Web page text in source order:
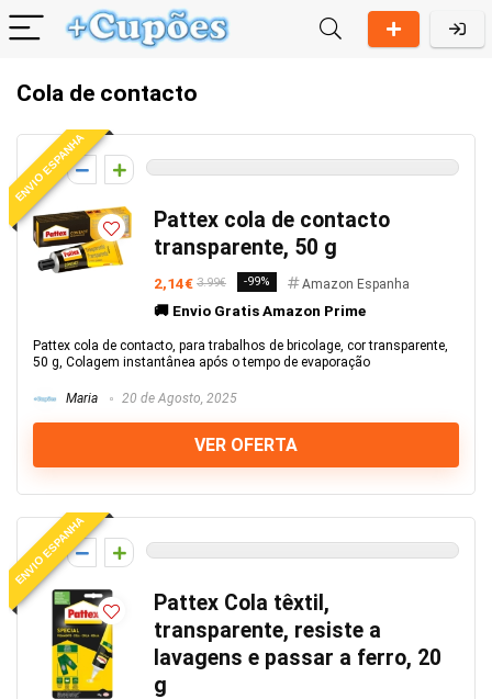
Cola de contacto
ENVIO ESPANHA
0
Pattex cola de contacto
transparente, 50 g
2,14€ 3.99€ -99% Amazon Espanha
🚚 Envio Gratis Amazon Prime
Pattex cola de contacto, para trabalhos de bricolage, cor transparente,
50 g, Colagem instantânea após o tempo de evaporação
Maria 20 de Agosto, 2025
VER OFERTA
ENVIO ESPANHA
0
Pattex Cola têxtil,
transparente, resiste a
lavagens e passar a ferro, 20
g